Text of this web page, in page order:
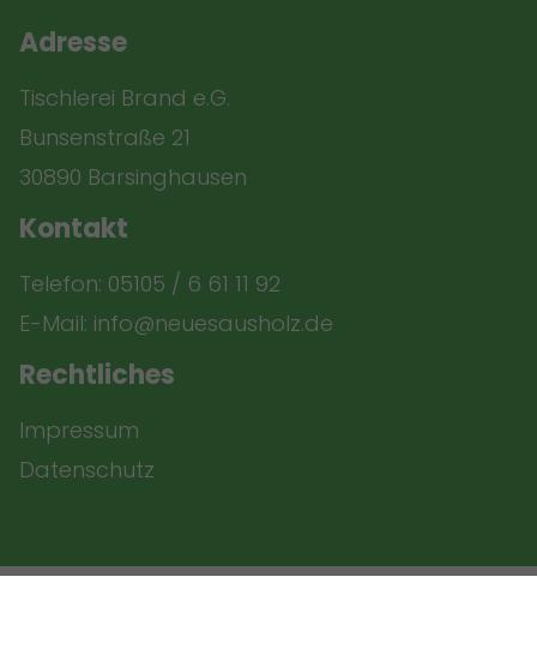
Adresse
Tischlerei Brand e.G.
Bunsenstraße 21
30890 Barsinghausen
Kontakt
Telefon: 05105 / 6 61 11 92
E-Mail: info@neuesausholz.de
Rechtliches
Impressum
Datenschutz